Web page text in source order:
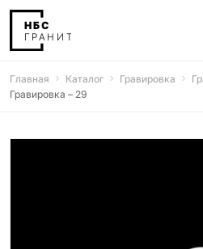
Памятники
Мемориальные
Главная Каталог Гравировка
Гравировка – 29